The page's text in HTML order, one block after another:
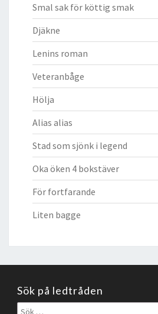
Smal sak för köttig smak
Djäkne
Lenins roman
Veteranbåge
Hölja
Alias alias
Stad som sjönk i legend
Oka öken 4 bokstäver
För fortfarande
Liten bagge
Sök på ledtråden
Sök